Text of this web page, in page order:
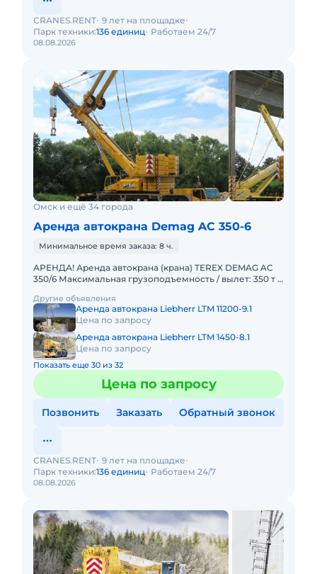
08.08.2026
CRANES.RENT 9 лет на площадке
Парк техники:136 единиц Работаем 24/7
Омск и ещё 34 города
Аренда автокрана Demag AC 350-6
Минимальное время заказа: 8 ч.
АРЕНДА! Аренда автокрана (крана) TEREX DEMAG AC
350/6 Максимальная грузоподъемность / вылет: 350 т /
Другие объявления
Аренда автокрана Liebherr LTM 11200-9.1
Цена по запросу
Аренда автокрана Liebherr LTM 1450-8.1
Цена по запросу
Показать еще 30 из 32
Цена по запросу
Позвонить Заказать Обратный звонок
08.08.2026
CRANES.RENT 9 лет на площадке
Парк техники:136 единиц Работаем 24/7